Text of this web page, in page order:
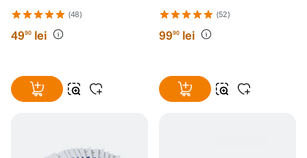
(48)
4990 lei
(52)
9990 lei